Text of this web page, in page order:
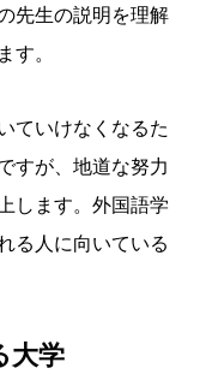
先生の説明を理解
す。
ていけなくなるた
すが、地道な努力
します。外国語学
る人に向いている
大学